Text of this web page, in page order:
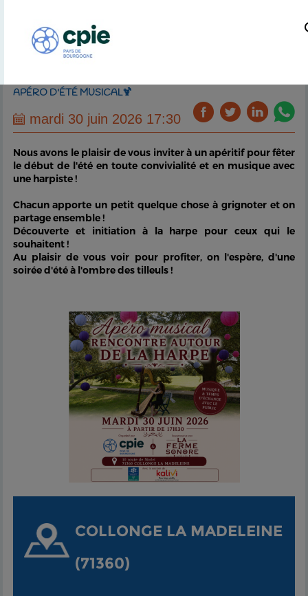
APÉRO D'ÉTÉ MUSICAL🍹
mardi 30 juin 2026 17:30
Nous avons le plaisir de vous inviter à un apéritif pour fêter
le début de l'été en toute convivialité et en musique avec
une harpiste !
Chacun apporte un petit quelque chose à grignoter et on
partage ensemble !
Découverte et initiation à la harpe pour ceux qui le
souhaitent !
Au plaisir de vous voir pour profiter, on l'espère, d'une
soirée d'été à l'ombre des tilleuls !
COLLONGE LA MADELEINE
(71360)